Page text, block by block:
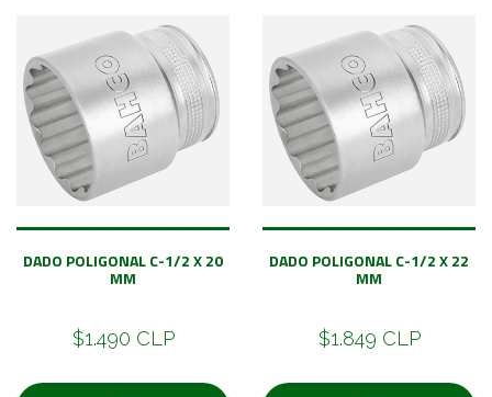
DADO POLIGONAL C-1/2 X 20
MM
$1.490 CLP
DADO POLIGONAL C-1/2 X 22
MM
$1.849 CLP